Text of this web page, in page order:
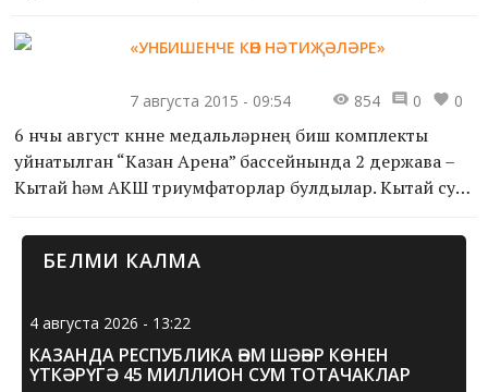
беренче азиат спо...«УНБИШЕНЧЕ КӨН НӘТИҖӘЛӘРЕ»
7 августа 2015 - 09:54 854 0 0
6 нчы август көнне медальләрнең биш комплекты
уйнатылган “Казан Арена” бассейнында 2 держава –
Кытай һәм АКШ триумфаторлар булдылар. Кытай су
америк...
БЕЛМИ КАЛМА
4 августа 2026 - 13:22
КАЗАНДА РЕСПУБЛИКА ҺӘМ ШӘҺӘР КӨНЕН
ҮТКӘРҮГӘ 45 МИЛЛИОН СУМ ТОТАЧАКЛАР